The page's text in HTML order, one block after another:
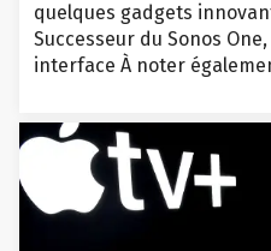
quelques gadgets
Successeur du Sonos
interface À noter